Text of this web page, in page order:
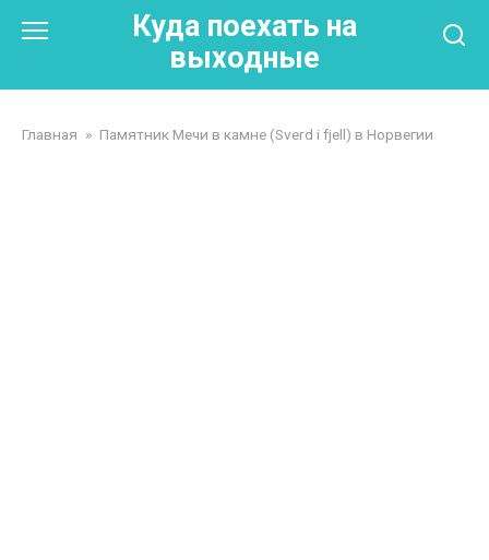
Куда поехать на
выходные
Главная » Памятник Мечи в камне (Sverd i fjell) в Норвегии